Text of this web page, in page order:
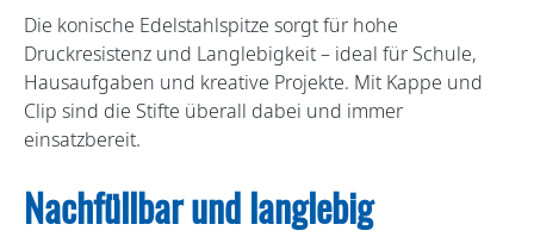
Die konische Edelstahlspitze sorgt für hohe
Druckresistenz und Langlebigkeit – ideal für Schule,
Hausaufgaben und kreative Projekte. Mit Kappe und
Clip sind die Stifte überall dabei und immer
einsatzbereit.
Nachfüllbar und langlebig